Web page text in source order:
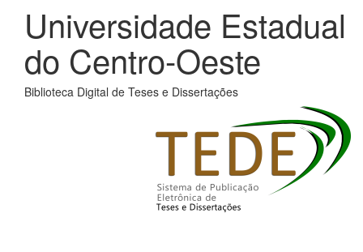
Universidade Estadual
do Centro-Oeste
Biblioteca Digital de Teses e Dissertações